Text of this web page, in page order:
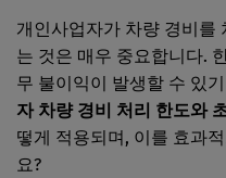
개인사업자가 차량 경비를
는 것은 매우 중요합니다.
무 불이익이 발생할 수 있
자 차량 경비 처리 한도와
떻게 적용되며, 이를 효과
요?